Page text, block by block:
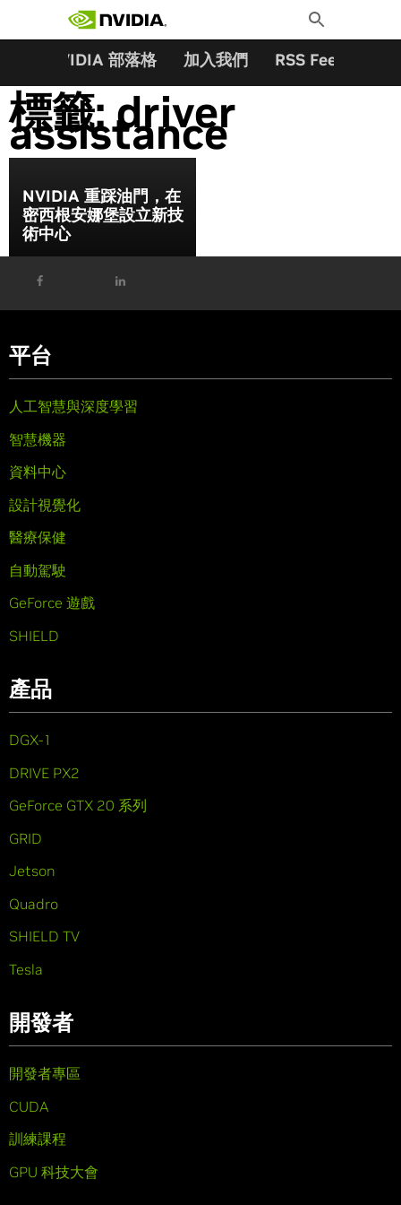
Toggle
Search
NVIDIA 部落格 加入我們 RSS Feeds
標籤:driver
assistance
NVIDIA 重踩油門，在
密西根安娜堡設立新技
術中心
平台
人工智慧與深度學習
智慧機器
資料中心
設計視覺化
醫療保健
自動駕駛
GeForce 遊戲
SHIELD
產品
DGX-1
DRIVE PX2
GeForce GTX 20 系列
GRID
Jetson
Quadro
SHIELD TV
Tesla
開發者
開發者專區
CUDA
訓練課程
GPU 科技大會